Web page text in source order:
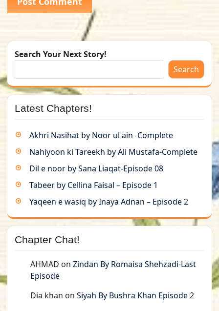
Search Your Next Story!
Search
Latest Chapters!
Akhri Nasihat by Noor ul ain -Complete
Nahiyoon ki Tareekh by Ali Mustafa-Complete
Dil e noor by Sana Liaqat-Episode 08
Tabeer by Cellina Faisal – Episode 1
Yaqeen e wasiq by Inaya Adnan – Episode 2
Chapter Chat!
AHMAD on Zindan By Romaisa Shehzadi-Last
Episode
Dia khan on Siyah By Bushra Khan Episode 2